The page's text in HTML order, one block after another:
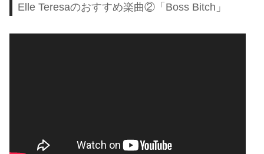
Elle Teresaのおすすめ楽曲②「Boss Bitch」